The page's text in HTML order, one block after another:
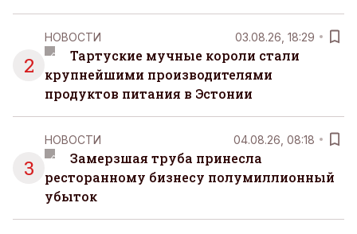
2
НОВОСТИ 03.08.26, 18:29
Тартуские мучные короли стали
крупнейшими производителями
продуктов питания в Эстонии
3
НОВОСТИ 04.08.26, 08:18
Замерзшая труба принесла
ресторанному бизнесу полумиллионный
убыток